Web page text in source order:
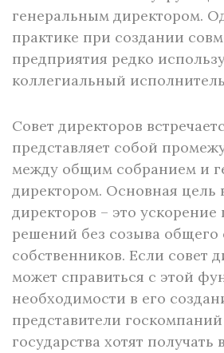
генеральным директором.
практике при создании
предприятия редко
коллегиальный
Совет директоров
представляет собой
между общим собранием и
директором. Основная цель
директоров – это ускорение
решений без созыва общего
собственников. Если совет
может справиться с этой
необходимости в его
представители
государства хотят получать